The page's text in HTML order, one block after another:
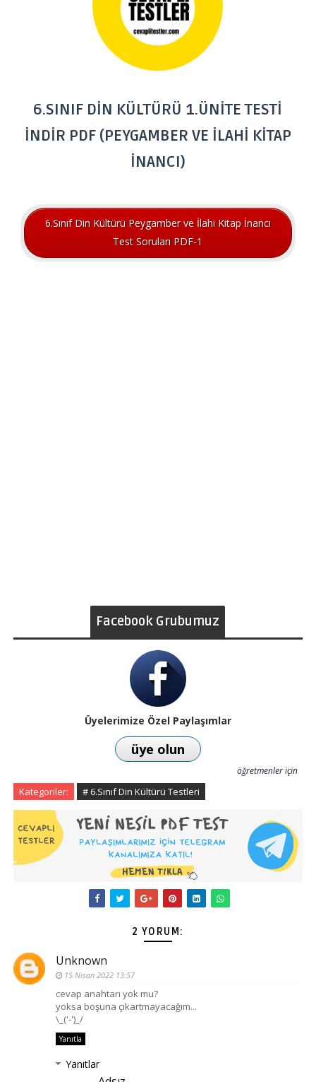
6.SINIF DİN KÜLTÜRÜ 1.ÜNİTE TESTİ
İNDİR PDF (PEYGAMBER VE İLAHİ KİTAP
İNANCI)
6.Sınıf Din Kültürü Peygamber ve İlahi Kitap İnancı
Test Soruları PDF-1
Facebook Grubumuz
Üyelerimize Özel Paylaşımlar
üye olun
öğretmenler için
Kategoriler: # 6.Sınıf Din Kültürü Testleri
2 YORUM:
Unknown
15 Nisan 2022 13:57
cevap anahtarı yok mu?
yoksa boşuna çıkartmayacağım...
\_('-')_/
Yanıtla
Yanıtlar